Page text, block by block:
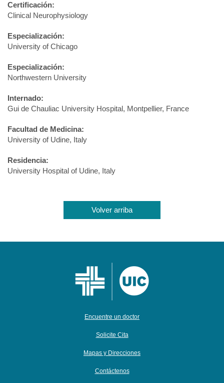
Certificación:
Clinical Neurophysiology
Especialización:
University of Chicago
Especialización:
Northwestern University
Internado:
Gui de Chauliac University Hospital, Montpellier, France
Facultad de Medicina:
University of Udine, Italy
Residencia:
University Hospital of Udine, Italy
Volver arriba
Encuentre un doctor
Solicite Cita
Mapas y Direcciones
Contáctenos